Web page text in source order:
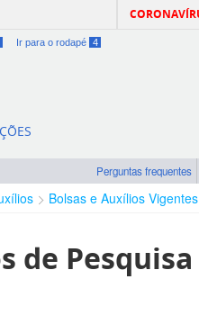
Ir para o rodapé 4
Perguntas frequentes
Bolsas e Auxílios Vigentes
de Pesquisa